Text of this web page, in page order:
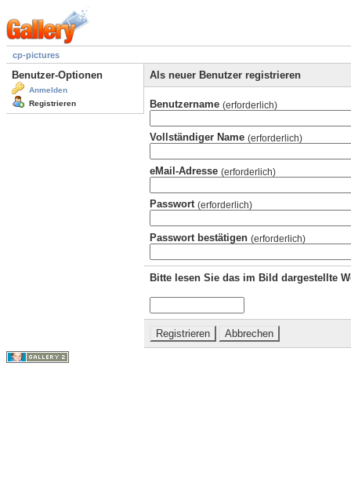
cp-pictures
Benutzer-Optionen
Anmelden
Registrieren
Als neuer Benutzer registrieren
Benutzername (erforderlich)
Vollständiger Name (erforderlich)
eMail-Adresse (erforderlich)
Passwort (erforderlich)
Passwort bestätigen (erforderlich)
Bitte lesen Sie das im Bild dargestellte